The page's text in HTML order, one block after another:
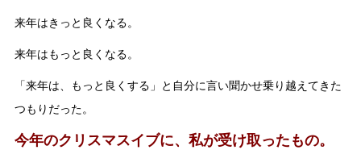
来年はきっと良くなる。
来年はもっと良くなる。
「来年は、もっと良くする」と自分に言い聞かせ乗り越えてきた
つもりだった。
今年のクリスマスイブに、私が受け取ったもの。